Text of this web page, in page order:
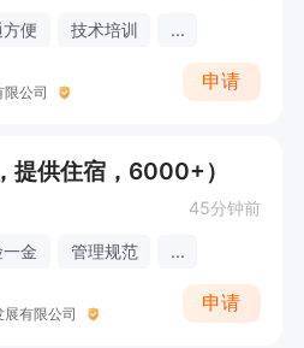
便 技术培训 ...
公司
申请
提供住宿，6000+）
45分钟前
金 管理规范 ...
有限公司
申请